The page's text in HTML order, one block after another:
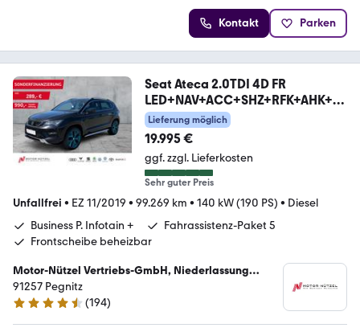
Kontakt Parken
Seat Ateca 2.0TDI 4D FR
LED+NAV+ACC+SHZ+RFK+AHK+PA
NO
Lieferung möglich
19.995 €
ggf. zzgl. Lieferkosten
Sehr guter Preis
Unfallfrei • EZ 11/2019 • 99.269 km • 140 kW (190 PS) • Diesel
Business P. Infotain +
Fahrassistenz-Paket 5
Frontscheibe beheizbar
Motor-Nützel Vertriebs-GmbH, Niederlassung
Pegnitz
91257 Pegnitz
4.7 Sterne
(194)